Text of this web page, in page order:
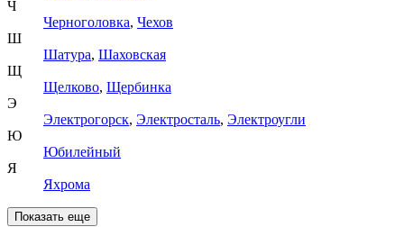
Ч
Черноголовка, Чехов
Ш
Шатура, Шаховская
Щ
Щелково, Щербинка
Э
Электрогорск, Электросталь, Электроугли
Ю
Юбилейный
Я
Яхрома
Показать еще